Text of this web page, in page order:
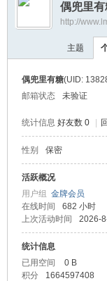
›
偶兜里有
http://
主题
偶兜里有糖(UID:
邮箱状态
未验证
统计信息 好友数 0
性别 保密
活跃概况
用户组 金牌会员
在线时间
682 小时
上次活动时间
2026-
统计信息
已用空间
0 B
积分
1664597408